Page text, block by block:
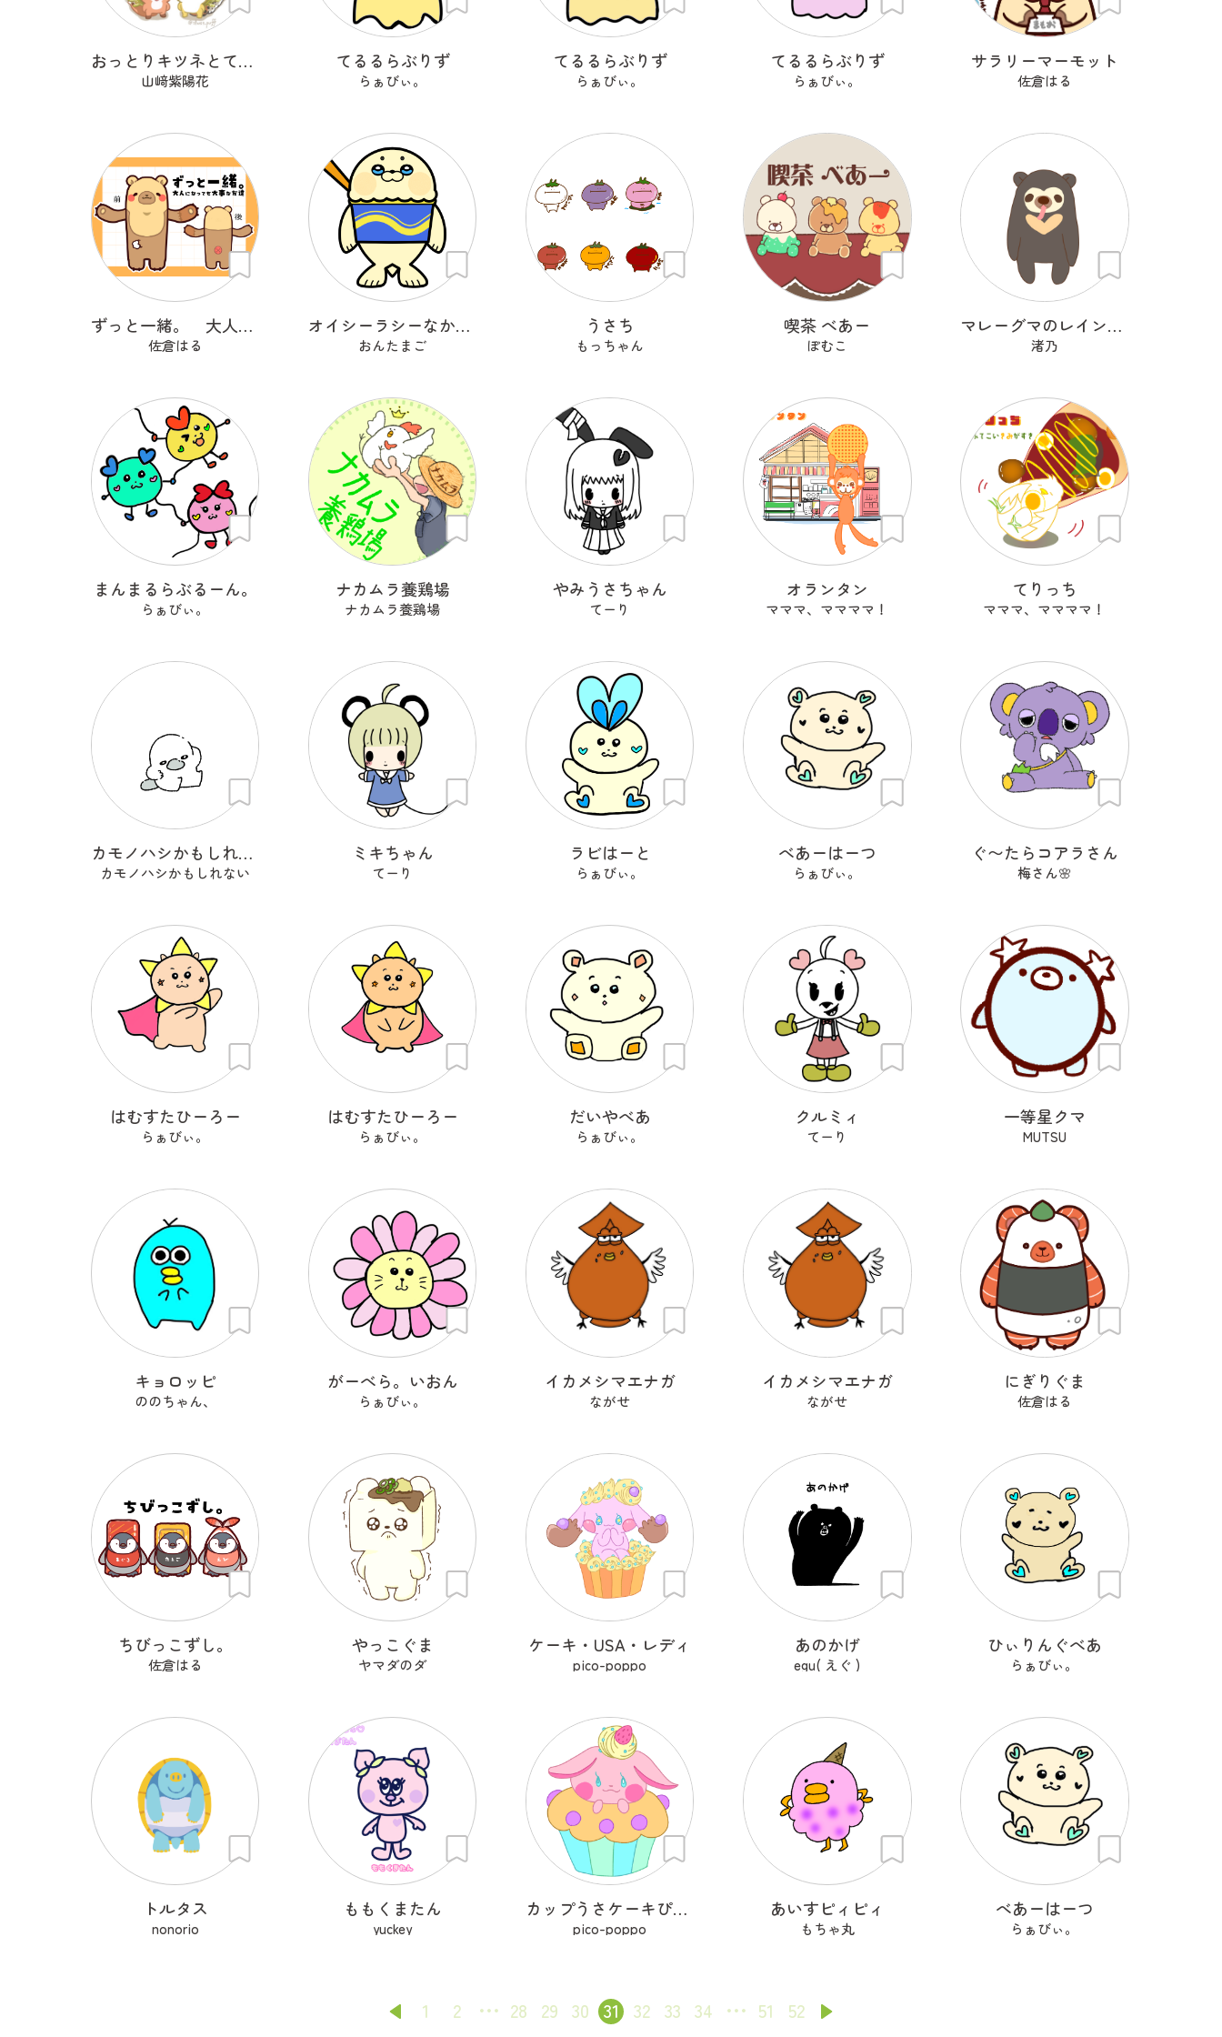
おっとりキツネとてれてれレオパ
山﨑紫陽花
てるるらぶりず
らぁびぃ。
てるるらぶりず
らぁびぃ。
てるるらぶりず
らぁびぃ。
サラリーマーモット
佐倉はる
ずっと一緒。 大人になっても大事な友達
佐倉はる
オイシーラシーなかまたち
おんたまご
うさち
もっちゃん
喫茶 べあー
ぽむこ
マレーグマのレインくん
渚乃
まんまるらぶるーん。
らぁびぃ。
ナカムラ養鶏場
ナカムラ養鶏場
やみうさちゃん
てーり
オランタン
マママ、ママママ！
てりっち
マママ、ママママ！
カモノハシかもしれない
カモノハシかもしれない
ミキちゃん
てーり
ラビはーと
らぁびぃ。
べあーはーつ
らぁびぃ。
ぐ〜たらコアラさん
梅さん🌸
はむすたひーろー
らぁびぃ。
はむすたひーろー
らぁびぃ。
だいやべあ
らぁびぃ。
クルミィ
てーり
一等星クマ
MUTSU
キョロッピ
ののちゃん、
がーべら。いおん
らぁびぃ。
イカメシマエナガ
ながせ
イカメシマエナガ
ながせ
にぎりぐま
佐倉はる
ちびっこずし。
佐倉はる
やっこぐま
ヤマダのダ
ケーキ・USA・レディ
pico-poppo
あのかげ
egu( えぐ )
ひぃりんぐべあ
らぁびぃ。
トルタス
nonorio
ももくまたん
yuckey
カップうさケーキぴょん
pico-poppo
あいすピィピィ
もちゃ丸
べあーはーつ
らぁびぃ。
1 2 28 29 30 31 32 33 34 51 52